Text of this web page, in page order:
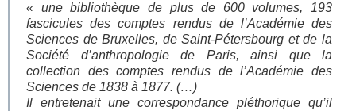
« une bibliothèque de plus de 600 volumes, 193
fascicules des comptes rendus de l’Académie des
Sciences de Bruxelles, de Saint-Pétersbourg et de la
Société d’anthropologie de Paris, ainsi que la
collection des comptes rendus de l’Académie des
Sciences de 1838 à 1877. (…)
Il entretenait une correspondance pléthorique qu’il